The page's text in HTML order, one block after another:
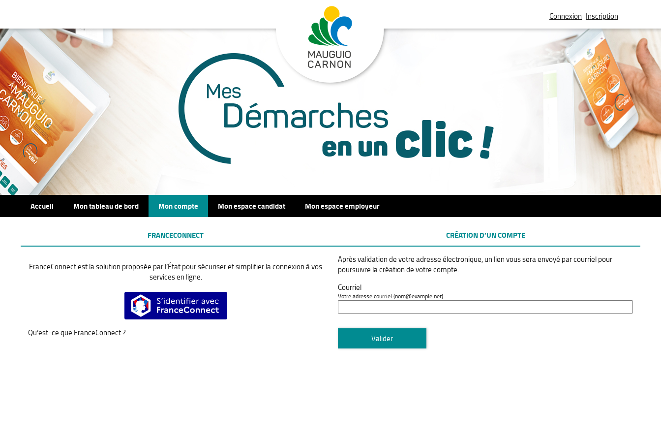
Connexion Inscription
Accueil Mon tableau de bord Mon compte Mon espace candidat Mon espace employeur
FRANCECONNECT
FranceConnect est la solution proposée par l’État pour sécuriser et simplifier la connexion à vos
services en ligne.
S’identifier avec FranceConnect
Qu’est-ce que FranceConnect ?
CRÉATION D’UN COMPTE
Après validation de votre adresse électronique, un lien vous sera envoyé par courriel pour
poursuivre la création de votre compte.
Courriel
Votre adresse courriel (nom@example.net)
Valider